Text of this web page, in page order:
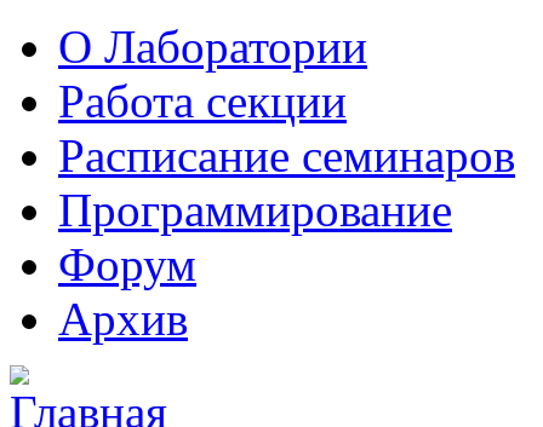
О Лаборатории
Работа секции
Расписание семинаров
Программирование
Форум
Архив